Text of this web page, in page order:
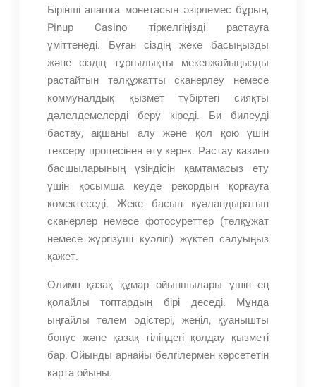
Бірінші апагога монетасын әзірлемес бұрын,
Pinup Casino тіркелгіңізді растауға
үміттенеді. Бұған сіздің жеке басыңызды
және сіздің тұрғылықты мекенжайыңызды
растайтын төлқұжатты сканерлеу немесе
коммуналдық қызмет түбіртегі сияқты
дәлелдемелерді беру кіреді. Би билеуді
бастау, ақшаны алу және қол қою үшін
тексеру процесінен өту керек. Растау казино
басшыларының үзіндісін қамтамасыз ету
үшін қосымша кеуде рекордын қорғауға
көмектеседі. Жеке басын куәландыратын
сканерлер немесе фотосуреттер (төлқұжат
немесе жүргізуші куәлігі) жүктеп салуыңыз
қажет.
Олимп қазақ құмар ойыншылары үшін ең
қолайлы топтардың бірі деседі. Мұнда
ыңғайлы төлем әдістері, жеңіл, қуанышты
бонус және қазақ тіліндегі қолдау қызметі
бар. Ойынды арнайы белгілермен көрсететін
карта ойыны.